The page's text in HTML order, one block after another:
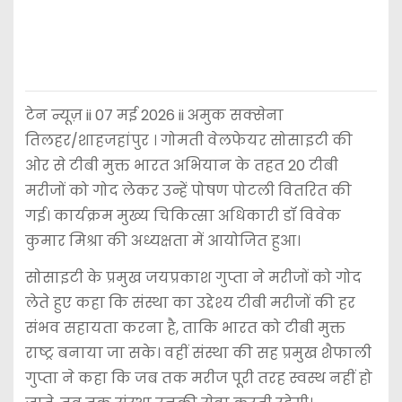
टेन न्यूज़ ii 07 मई 2026 ii अमुक सक्सेना
तिलहर/शाहजहांपुर । गोमती वेलफेयर सोसाइटी की
ओर से टीबी मुक्त भारत अभियान के तहत 20 टीबी
मरीजों को गोद लेकर उन्हें पोषण पोटली वितरित की
गई। कार्यक्रम मुख्य चिकित्सा अधिकारी डॉ विवेक
कुमार मिश्रा की अध्यक्षता में आयोजित हुआ।
सोसाइटी के प्रमुख जयप्रकाश गुप्ता ने मरीजों को गोद
लेते हुए कहा कि संस्था का उद्देश्य टीबी मरीजों की हर
संभव सहायता करना है, ताकि भारत को टीबी मुक्त
राष्ट्र बनाया जा सके। वहीं संस्था की सह प्रमुख शैफाली
गुप्ता ने कहा कि जब तक मरीज पूरी तरह स्वस्थ नहीं हो